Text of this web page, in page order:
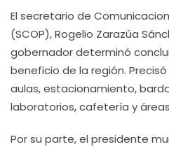
El secretario de
(SCOP), Rogelio Zarazúa
gobernador determinó
beneficio de la región.
aulas, estacionamiento,
laboratorios, cafetería y
Por su parte, el presidente